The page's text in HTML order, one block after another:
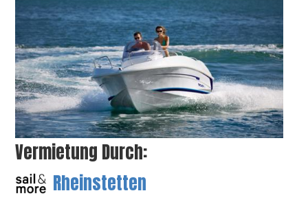
Vermietung Durch:
Rheinstetten